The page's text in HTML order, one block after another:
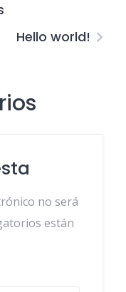
Hello world!
no será
están